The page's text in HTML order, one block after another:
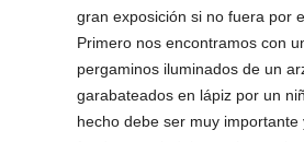
gran exposición si no fuera por
Primero nos encontramos con
pergaminos iluminados de un
garabateados en lápiz por un
hecho debe ser muy